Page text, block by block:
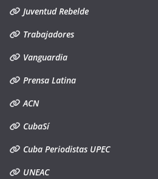
Juventud Rebelde
Trabajadores
Vanguardia
Prensa Latina
ACN
CubaSí
Cuba Periodistas UPEC
UNEAC